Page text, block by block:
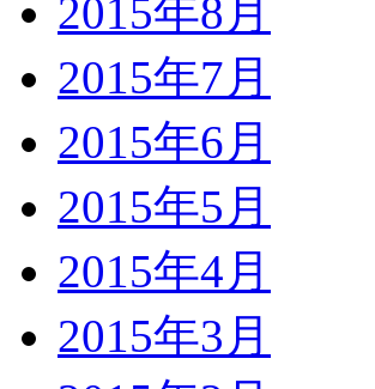
2015年8月
2015年7月
2015年6月
2015年5月
2015年4月
2015年3月